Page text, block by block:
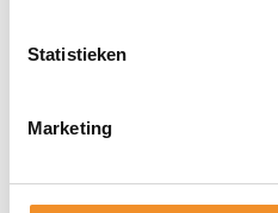
Statistieken
Marketing